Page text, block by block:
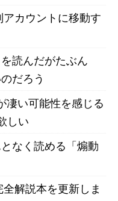
カウントに移動す
読んだがたぶん
だろう
凄い可能性を感じる
しい
なく読める「煽動
解説本を更新しま